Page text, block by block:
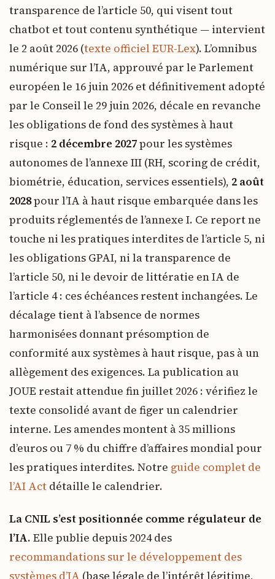
transparence de l’article 50, qui visent tout
chatbot et tout contenu synthétique — intervient
le 2 août 2026 (texte officiel EUR-Lex). L’omnibus
numérique sur l’IA, approuvé par le Parlement
européen le 16 juin 2026 et définitivement adopté
par le Conseil le 29 juin 2026, décale en revanche
les obligations de fond des systèmes à haut
risque : 2 décembre 2027pour les systèmes
autonomes de l’annexe III (RH, scoring de crédit,
biométrie, éducation, services essentiels), 2 août
2028pour l’IA à haut risque embarquée dans les
produits réglementés de l’annexe I. Ce report ne
touche ni les pratiques interdites de l’article 5, ni
les obligations GPAI, ni la transparence de
l’article 50, ni le devoir de littératie en IA de
l’article 4 : ces échéances restent inchangées. Le
décalage tient à l’absence de normes
harmonisées donnant présomption de
conformité aux systèmes à haut risque, pas à un
allègement des exigences. La publication au
JOUE restait attendue fin juillet 2026 : vérifiez le
texte consolidé avant de figer un calendrier
interne. Les amendes montent à 35 millions
d’euros ou 7 % du chiffre d’affaires mondial pour
les pratiques interdites. Notre guide complet de
l’AI Act détaille le calendrier.
La CNIL s’est positionnée comme régulateur de
l’IA. Elle publie depuis 2024 des
recommandations sur le développement des
systèmes d’IA (base légale de l’intérêt légitime,